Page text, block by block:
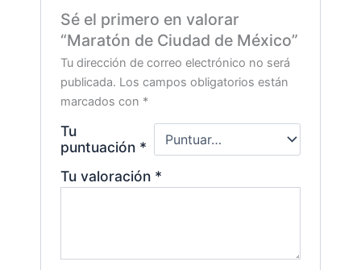
Sé el primero en valorar
“Maratón de Ciudad de México”
Tu dirección de correo electrónico no será
publicada. Los campos obligatorios están
marcados con *
Tu
puntuación *
Tu valoración *